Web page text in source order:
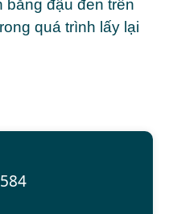
đậu đen trên
quá trình lấy lại